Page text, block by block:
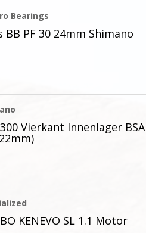
Bearings
BB PF 30 24mm Shimano
Vierkant Innenlager BSA
KENEVO SL 1.1 Motor